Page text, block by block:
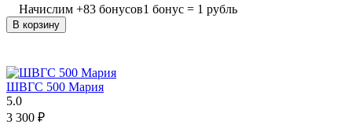
Начислим +83 бонусов1 бонус = 1 рубль
В корзину
ШВГС 500 Мария
5.0
3 300 ₽